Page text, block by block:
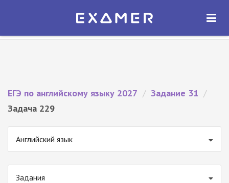
Экзамер — ЕГЭ 2027
ОТКРЫТЬ
ЕГЭ по английскому языку 2027 / Задание 31 /
Задача 229
Английский язык
Задания